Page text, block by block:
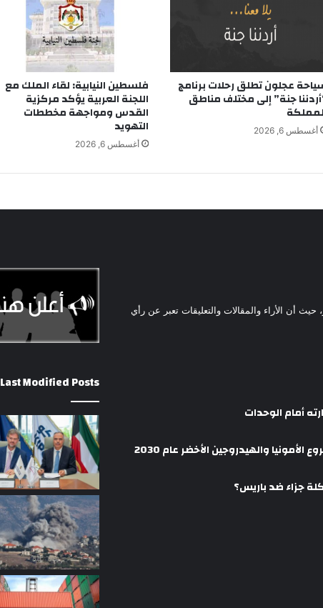
عجلون تطلق رحلات برنامج
جنة” إلى مختلف مناطق
أغسطس 6, 2026
فلسطين النيابية: لقاء الملك مع
اللجنة العربية يؤكد مركزية
القدس ومواجهة مخططات
التهويد
أغسطس 6, 2026
أن الأراء والمقالات والتعليقات تعبر عن رأي
أمام الوحدات
والهيدروجين الأخضر عام 2030
جزاء ضد باريس؟
Last Modified Posts